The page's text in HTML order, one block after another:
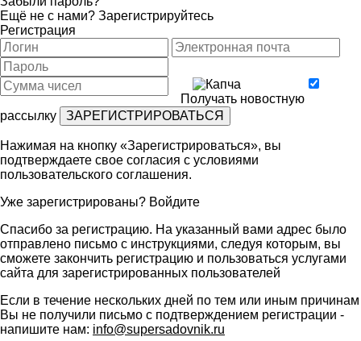
Ещё не с нами? Зарегистрируйтесь
Регистрация
Получать новостную
рассылку
Нажимая на кнопку «Зарегистрироваться», вы
подтверждаете свое согласия с условиями
пользовательского соглашения.
Уже зарегистрированы? Войдите
Спасибо за регистрацию. На указанный вами адрес было
отправлено письмо с инструкциями, следуя которым, вы
сможете закончить регистрацию и пользоваться услугами
сайта для зарегистрированных пользователей
Если в течение нескольких дней по тем или иным причинам
Вы не получили письмо с подтверждением регистрации -
напишите нам: info@supersadovnik.ru